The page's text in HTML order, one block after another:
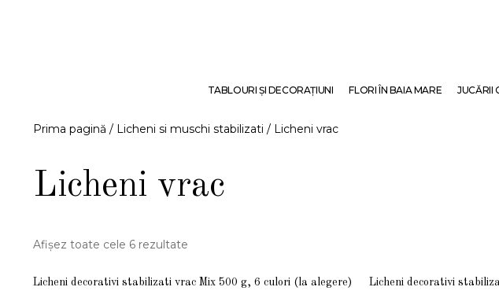
TABLOURI ŞI DECORAŢIUNI FLORI ÎN BAIA MARE JUCĂRII
Prima pagină / Licheni si muschi stabilizati / Licheni vrac
Licheni vrac
Afișez toate cele 6 rezultate
Licheni decorativi stabilizati vrac Mix 500 g, 6 culori (la alegere) Licheni decorativi